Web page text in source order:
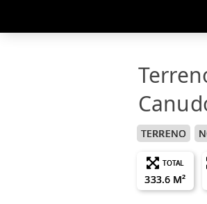
TERRENO
TOTAL
333.6 M²